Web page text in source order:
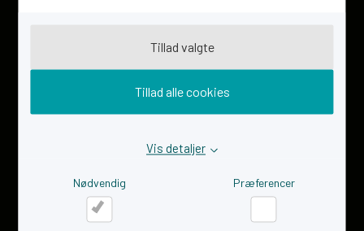
Tillad valgte
Tillad alle cookies
Vis detaljer
Nødvendig Præferencer
Hvem er vi?
Links for iværksættere​
Links for virksomheder
Virksomhedscases